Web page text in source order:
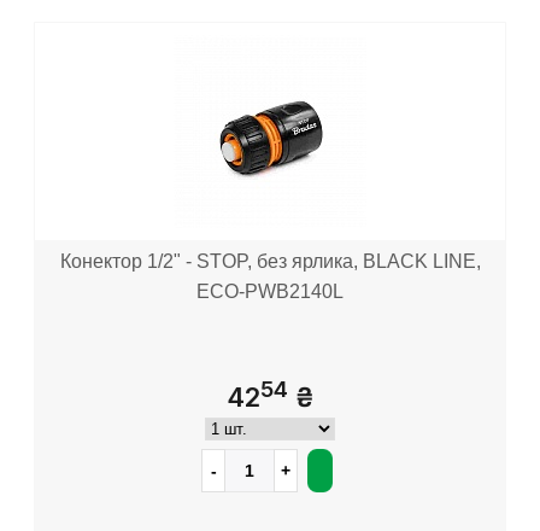
Конектор 1/2" - STOP, без ярлика, BLACK LINE,
ECO-PWB2140L
4254 ₴